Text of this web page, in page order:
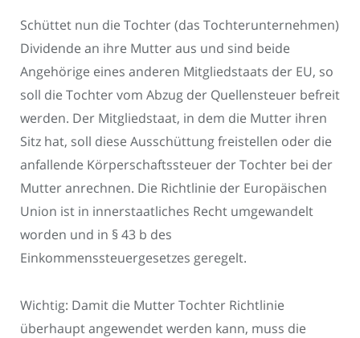
Schüttet nun die Tochter (das Tochterunternehmen)
Dividende an ihre Mutter aus und sind beide
Angehörige eines anderen Mitgliedstaats der EU, so
soll die Tochter vom Abzug der Quellensteuer befreit
werden. Der Mitgliedstaat, in dem die Mutter ihren
Sitz hat, soll diese Ausschüttung freistellen oder die
anfallende Körperschaftssteuer der Tochter bei der
Mutter anrechnen. Die Richtlinie der Europäischen
Union ist in innerstaatliches Recht umgewandelt
worden und in § 43 b des
Einkommenssteuergesetzes geregelt.
Wichtig: Damit die Mutter Tochter Richtlinie
überhaupt angewendet werden kann, muss die